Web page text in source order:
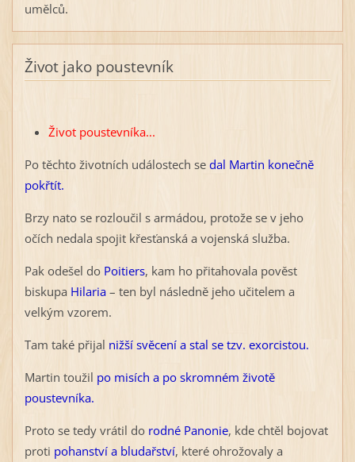
umělců.
Život jako poustevník
Život poustevníka...
Po těchto životních událostech se dal Martin konečně
pokřtít.
Brzy nato se rozloučil s armádou, protože se v jeho
očích nedala spojit křesťanská a vojenská služba.
Pak odešel do Poitiers, kam ho přitahovala pověst
biskupa Hilaria– ten byl následně jeho učitelem a
velkým vzorem.
Tam také přijal nižší svěcení a stal se tzv. exorcistou.
Martin toužil po misích a po skromném životě
poustevníka.
Proto se tedy vrátil do rodné Panonie, kde chtěl bojovat
proti pohanství a bludařství, které ohrožovaly a